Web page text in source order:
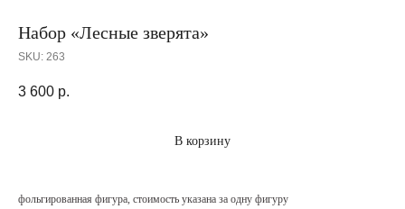
Набор «Лесные зверята»
SKU: 263
3 600 р.
В корзину
фольгированная фигура, стоимость указана за одну фигуру